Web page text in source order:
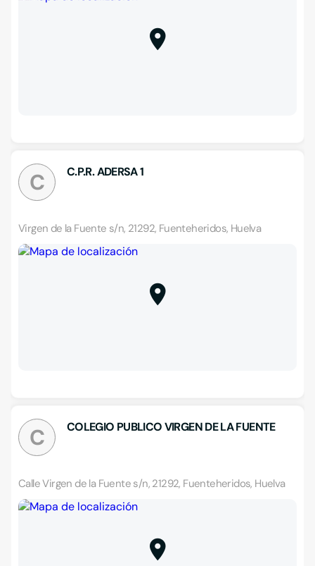
C C.P.R. ADERSA 1
Virgen de la Fuente s/n, 21292, Fuenteheridos, Huelva
C COLEGIO PUBLICO VIRGEN DE LA FUENTE
Calle Virgen de la Fuente s/n, 21292, Fuenteheridos, Huelva